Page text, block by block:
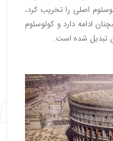
اصلی را تخریب کرد،
و همچنان ادامه دارد و کولوسئوم
تبدیل شده است.